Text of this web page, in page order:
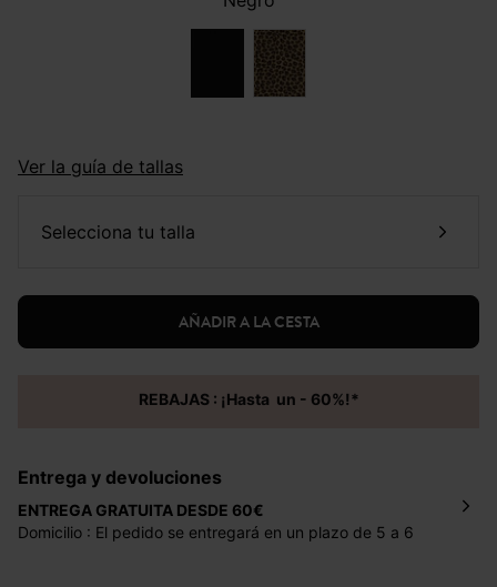
Ver la guía de tallas
selecciona tu talla
AÑADIR A LA CESTA
REBAJAS : ¡Hasta un - 60%!*
Entrega y devoluciones
ENTREGA GRATUITA DESDE 60€
Domicilio : El pedido se entregará en un plazo de 5 a 6